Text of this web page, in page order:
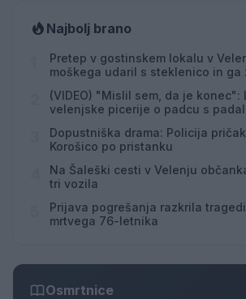
Najbolj brano
Pretep v gostinskem lokalu v
moškega udaril s steklenico in ga
(VIDEO) "Mislil sem, da je konec":
velenjske picerije o padcu s
Dopustniška drama: Policija
Korošico po pristanku
Na Šaleški cesti v Velenju
tri vozila
Prijava pogrešanja razkrila
mrtvega 76-letnika
Osmrtnice